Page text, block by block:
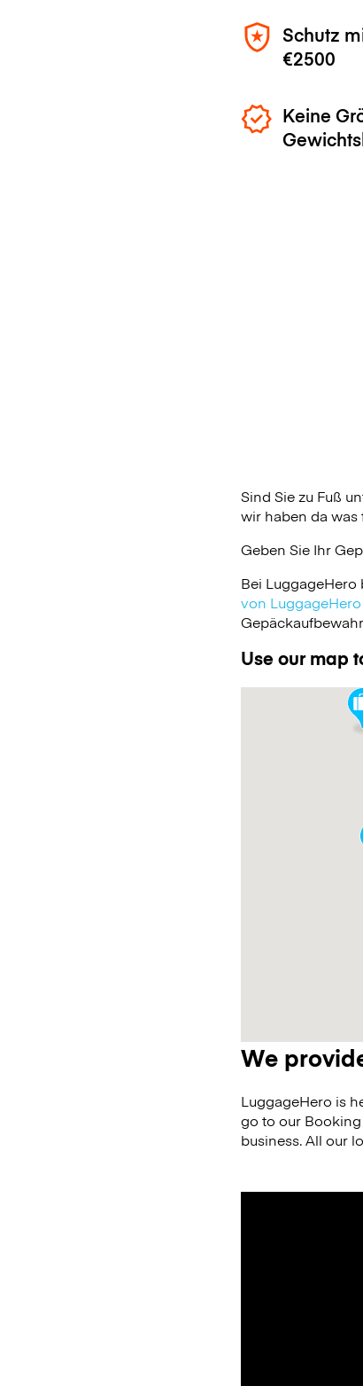
Schutz
€2500
Keine
Sind Sie zu Fuß
wir haben da was
Geben Sie Ihr
Bei
von
Use our map
We
LuggageHero is
go to our
business. All our